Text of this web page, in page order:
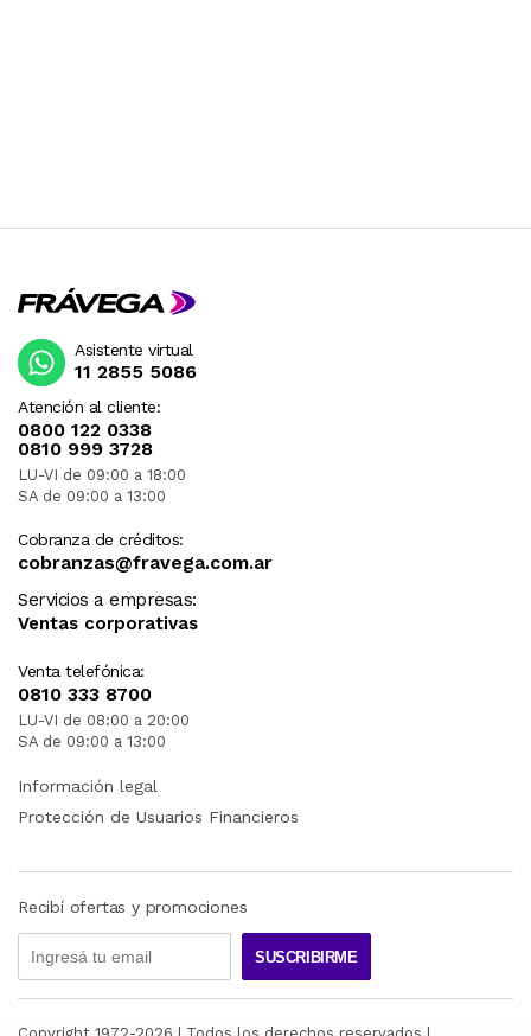
Atención al cliente:
0800 122 0338
0810 999 3728
LU-VI de 09:00 a 18:00
SA de 09:00 a 13:00
Cobranza de créditos:
cobranzas@fravega.com.ar
Servicios a empresas:
Ventas corporativas
Venta telefónica:
0810 333 8700
LU-VI de 08:00 a 20:00
SA de 09:00 a 13:00
Asistente virtual
11 2855 5086
Información legal
Protección de Usuarios Financieros
Recibí ofertas y promociones
SUSCRIBIRME